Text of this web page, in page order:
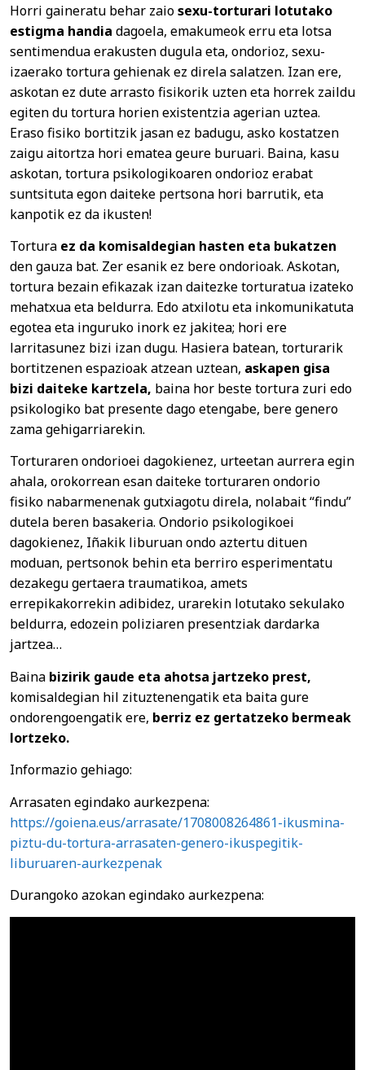
Horri gaineratu behar zaiosexu-torturari lotutako
estigma handia dagoela, emakumeok erru eta lotsa
sentimendua erakusten dugula eta, ondorioz, sexu-
izaerako tortura gehienak ez direla salatzen. Izan ere,
askotan ez dute arrasto fisikorik uzten eta horrek zaildu
egiten du tortura horien existentzia agerian uztea.
Eraso fisiko bortitzik jasan ez badugu, asko kostatzen
zaigu aitortza hori ematea geure buruari. Baina, kasu
askotan, tortura psikologikoaren ondorioz erabat
suntsituta egon daiteke pertsona hori barrutik, eta
kanpotik ez da ikusten!
Tortura ez da komisaldegian hasten eta bukatzen
den gauza bat. Zer esanik ez bere ondorioak. Askotan,
tortura bezain efikazak izan daitezke torturatua izateko
mehatxua eta beldurra. Edo atxilotu eta inkomunikatuta
egotea eta inguruko inork ez jakitea; hori ere
larritasunez bizi izan dugu. Hasiera batean, torturarik
bortitzenen espazioak atzean uztean, askapen gisa
bizi daiteke kartzela, baina hor beste tortura zuri edo
psikologiko bat presente dago etengabe, bere genero
zama gehigarriarekin.
Torturaren ondorioei dagokienez, urteetan aurrera egin
ahala, orokorrean esan daiteke torturaren ondorio
fisiko nabarmenenak gutxiagotu direla, nolabait “findu”
dutela beren basakeria. Ondorio psikologikoei
dagokienez, Iñakik liburuan ondo aztertu dituen
moduan, pertsonok behin eta berriro esperimentatu
dezakegu gertaera traumatikoa, amets
errepikakorrekin adibidez, urarekin lotutako sekulako
beldurra, edozein poliziaren presentziak dardarka
jartzea…
Baina bizirik gaude eta ahotsa jartzeko prest,
komisaldegian hil zituztenengatik eta baita gure
ondorengoengatik ere, berriz ez gertatzeko bermeak
lortzeko.
Informazio gehiago:
Arrasaten egindako aurkezpena:
https://goiena.eus/arrasate/1708008264861-ikusmina-
piztu-du-tortura-arrasaten-genero-ikuspegitik-
liburuaren-aurkezpenak
Durangoko azokan egindako aurkezpena: